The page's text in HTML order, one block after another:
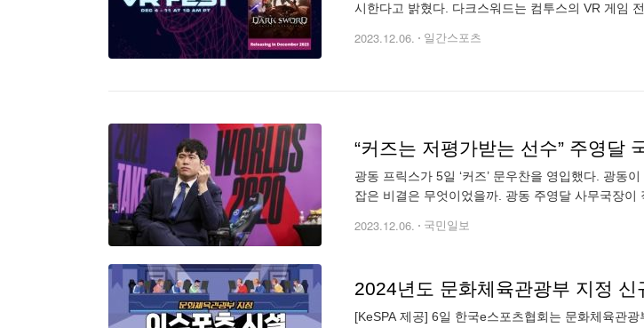
시한다고 밝혔다. 다크스워드는 컴투스의 VR 게임
2023.12.06. 일간스포츠
“커즈는 저평가받는 선수” 주영달
광동 프릭스가 5일 ‘커즈’ 문우찬을 영입했다. 광동
잡은 비결은 무엇이었을까. 광동 주영달 사무국장이
2023.12.06. 국민일보
2024년도 문화체육관광부 지정 신
[KeSPA 제공] 6일 한국e스포츠협회는 문화체육관